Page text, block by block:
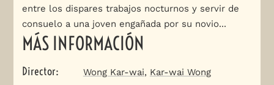
entre los dispares trabajos nocturnos y servir de
consuelo a una joven engañada por su novio...
MÁS INFORMACIÓN
Director: Wong Kar-wai, Kar-wai Wong